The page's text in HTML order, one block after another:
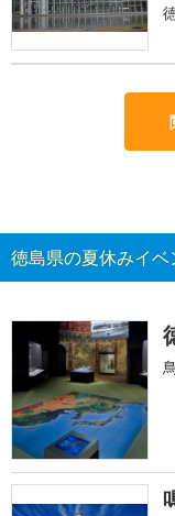
徳島県の夏休みイ